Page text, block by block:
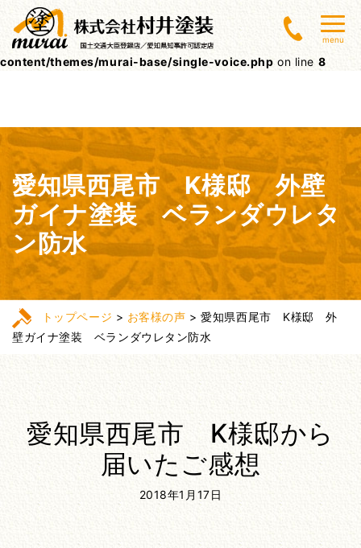
Warning: Undefined array key 0 in
/home/lctxs37/muraitoso.jp/public_html/wpcms/wp-
content/themes/murai-base/single-voice.php on line 8
menu
愛知県西尾市 K様邸 外壁
ガイナ塗装 ベランダウレタ
ン防水
トップページ > お客様の声 >愛知県西尾市 K様邸 外
壁ガイナ塗装 ベランダウレタン防水
愛知県西尾市 K様邸から
届いたご感想
2018年1月17日